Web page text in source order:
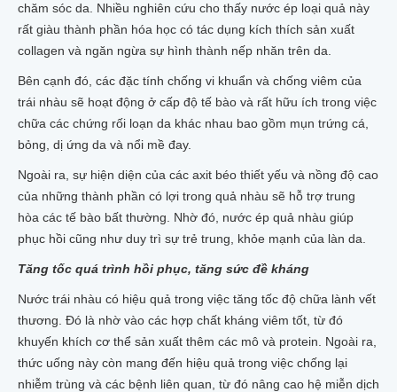
chăm sóc da. Nhiều nghiên cứu cho thấy nước ép loại quả này
rất giàu thành phần hóa học có tác dụng kích thích sản xuất
collagen và ngăn ngừa sự hình thành nếp nhăn trên da.
Bên cạnh đó, các đặc tính chống vi khuẩn và chống viêm của
trái nhàu sẽ hoạt động ở cấp độ tế bào và rất hữu ích trong việc
chữa các chứng rối loạn da khác nhau bao gồm mụn trứng cá,
bỏng, dị ứng da và nổi mề đay.
Ngoài ra, sự hiện diện của các axit béo thiết yếu và nồng độ cao
của những thành phần có lợi trong quả nhàu sẽ hỗ trợ trung
hòa các tế bào bất thường. Nhờ đó, nước ép quả nhàu giúp
phục hồi cũng như duy trì sự trẻ trung, khỏe mạnh của làn da.
Tăng tốc quá trình hồi phục, tăng sức đề kháng
Nước trái nhàu có hiệu quả trong việc tăng tốc độ chữa lành vết
thương. Đó là nhờ vào các hợp chất kháng viêm tốt, từ đó
khuyến khích cơ thể sản xuất thêm các mô và protein. Ngoài ra,
thức uống này còn mang đến hiệu quả trong việc chống lại
nhiễm trùng và các bệnh liên quan, từ đó nâng cao hệ miễn dịch